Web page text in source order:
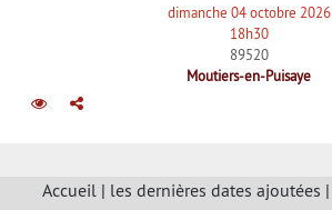
dimanche 04 octobre 2026
18h30
89520
Moutiers-en-Puisaye
Accueil | les dernières dates ajoutées |